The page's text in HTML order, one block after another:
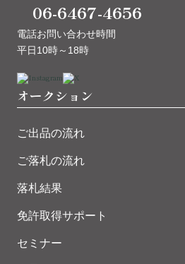
06-6467-4656
電話お問い合わせ時間
平日10時～18時
オークション
ご出品の流れ
ご落札の流れ
落札結果
免許取得サポート
セミナー